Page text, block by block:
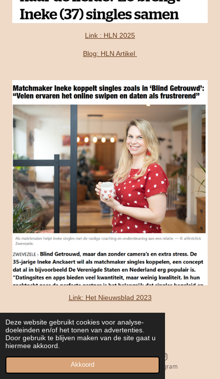
Deze website gebruikt cookies voor analyse-
doeleinden en/of het tonen van advertenties.
Door gebruik te blijven maken van de site gaat u
hiermee akkoord.
Akkoord
Link : HLN 2025
Blog: HLN Artikel
Link: Het Nieuwsblad 2023
E-mailadres Instagram